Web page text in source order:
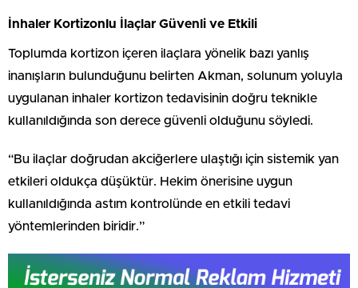
İnhaler Kortizonlu İlaçlar Güvenli ve Etkili
Toplumda kortizon içeren ilaçlara yönelik bazı yanlış
inanışların bulunduğunu belirten Akman, solunum yoluyla
uygulanan inhaler kortizon tedavisinin doğru teknikle
kullanıldığında son derece güvenli olduğunu söyledi.
“Bu ilaçlar doğrudan akciğerlere ulaştığı için sistemik yan
etkileri oldukça düşüktür. Hekim önerisine uygun
kullanıldığında astım kontrolünde en etkili tedavi
yöntemlerinden biridir.”